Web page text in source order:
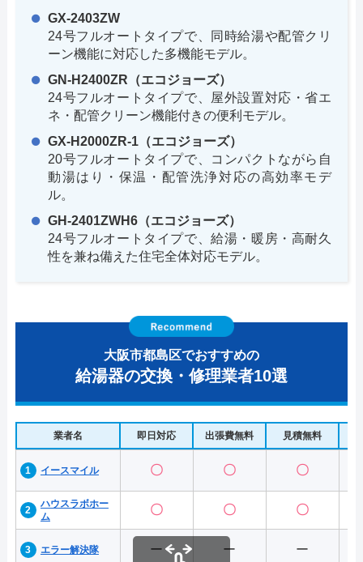
GX-2403ZW
24号フルオートタイプで、同時給湯や配管クリ
ーン機能に対応した多機能モデル。
GN-H2400ZR（エコジョーズ）
24号フルオートタイプで、屋外設置対応・省エ
ネ・配管クリーン機能付きの便利モデル。
GX-H2000ZR-1（エコジョーズ）
20号フルオートタイプで、コンパクトながら自
動湯はり・保温・配管洗浄対応の高効率モデ
ル。
GH-2401ZWH6（エコジョーズ）
24号フルオートタイプで、給湯・暖房・高耐久
性を兼ね備えた住宅全体対応モデル。
大阪市都島区でおすすめの
給湯器の交換・修理業者10選
業者名 即日対応 出張費無料 見積無料
イースマイル 〇 〇 〇
ハウスラボホー
ム
〇 〇 〇
エラー解決隊 ー ー ー